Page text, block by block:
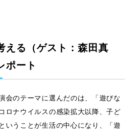
える（ゲスト：森田真
ポート
会のテーマに選んだのは、「遊びな
ロナウイルスの感染拡大以降、子ど
いうことが生活の中心になり、「遊